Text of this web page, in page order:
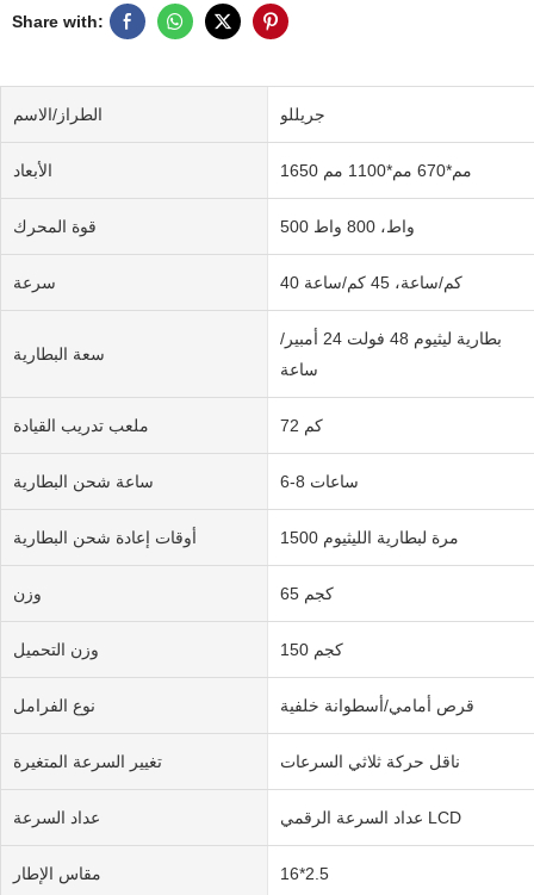
Share with:
الطراز/الاسم جريللو
الأبعاد 1650 مم*670 مم*1100 مم
قوة المحرك 500 واط، 800 واط
سرعة 40 كم/ساعة، 45 كم/ساعة
سعة البطارية
بطارية ليثيوم 48 فولت 24 أمبير/
ساعة
ملعب تدريب القيادة 72 كم
ساعة شحن البطارية 6-8 ساعات
أوقات إعادة شحن البطارية 1500 مرة لبطارية الليثيوم
وزن 65 كجم
وزن التحميل 150 كجم
نوع الفرامل قرص أمامي/أسطوانة خلفية
تغيير السرعة المتغيرة ناقل حركة ثلاثي السرعات
عداد السرعة عداد السرعة الرقمي LCD
مقاس الإطار 16*2.5